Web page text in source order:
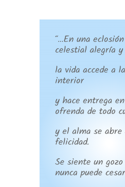
“…En una
celestial alegría
la vida accede a
interior
y hace entrega
ofrenda de todo
y el alma se abre
felicidad.
Se siente un
nunca puede